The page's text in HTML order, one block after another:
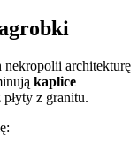
nekropolii architekturę
kaplice
z granitu.